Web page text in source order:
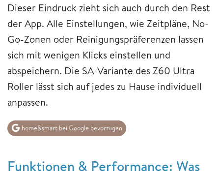
Dieser Eindruck zieht sich auch durch den Rest
der App. Alle Einstellungen, wie Zeitpläne, No-
Go-Zonen oder Reinigungspräferenzen lassen
sich mit wenigen Klicks einstellen und
abspeichern. Die SA-Variante des Z60 Ultra
Roller lässt sich auf jedes zu Hause individuell
anpassen.
home&smart bei Google bevorzugen
Funktionen & Performance: Was